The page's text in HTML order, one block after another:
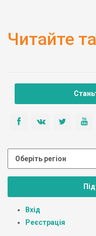
Читайте
Вхід
Реєстрація